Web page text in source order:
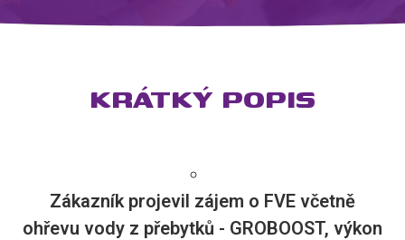
KRÁTKÝ POPIS
Zákazník projevil zájem o FVE včetně
ohřevu vody z přebytků - GROBOOST, výkon